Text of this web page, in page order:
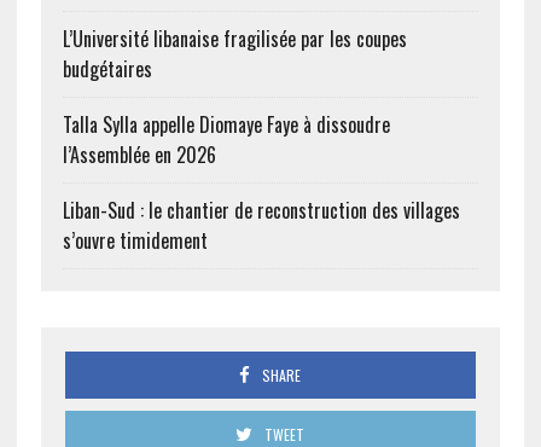
L’Université libanaise fragilisée par les coupes
budgétaires
Talla Sylla appelle Diomaye Faye à dissoudre
l’Assemblée en 2026
Liban-Sud : le chantier de reconstruction des villages
s’ouvre timidement
SHARE
TWEET